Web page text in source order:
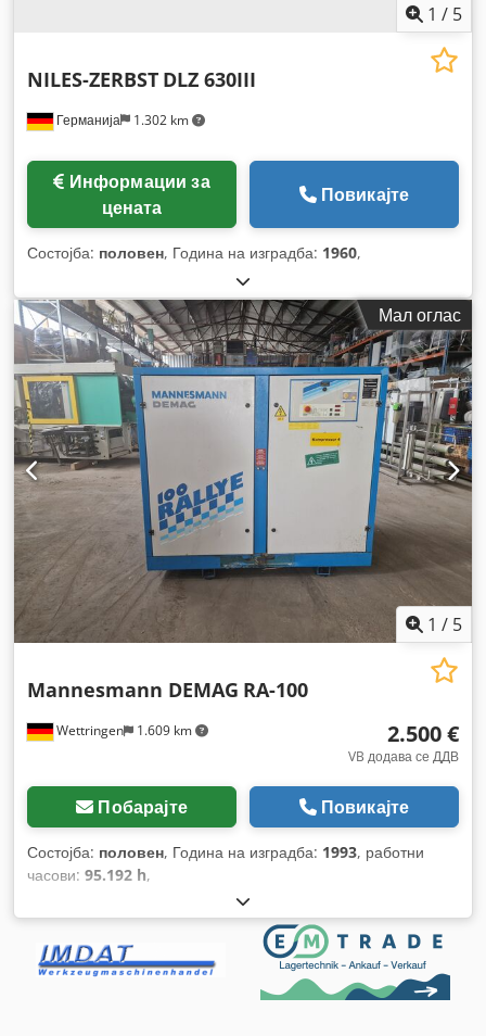
1 / 5
Германија 1.302 km
NILES-ZERBST DLZ 630III
цената
Повикајте
Состојба: половен, Година на изградба: 1960,
Мал оглас
1 / 5
Wettringen 1.609 km
Mannesmann DEMAG RA-100
2.500 €
VB додава се ДДВ
Побарајте Повикајте
Состојба: половен, Година на изградба: 1993, работни
часови: 95.192 h,